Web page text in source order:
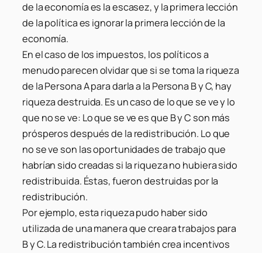
de la economía es la escasez, y la primera lección
de la política es ignorar la primera lección de la
economía.
En el caso de los impuestos, los políticos a
menudo parecen olvidar que si se toma la riqueza
de la Persona A para darla a la Persona B y C, hay
riqueza destruida. Es un caso de lo que se ve y lo
que no se ve: Lo que se ve es que B y C son más
prósperos después de la redistribución. Lo que
no se ve son las oportunidades de trabajo que
habrían sido creadas si la riqueza no hubiera sido
redistribuida. Éstas, fueron destruidas por la
redistribución.
Por ejemplo, esta riqueza pudo haber sido
utilizada de una manera que creara trabajos para
B y C. La redistribución también crea incentivos